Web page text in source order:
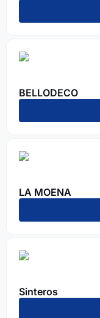
BELLODECO
LA MOENA
Sinteros